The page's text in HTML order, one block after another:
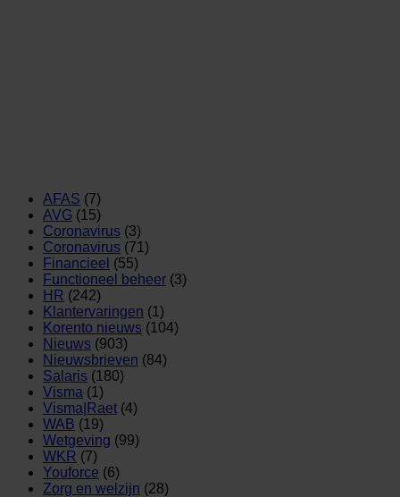
AFAS (7)
AVG (15)
Coronavirus (3)
Coronavirus (71)
Financieel (55)
Functioneel beheer (3)
HR (242)
Klantervaringen (1)
Korento nieuws (104)
Nieuws (903)
Nieuwsbrieven (84)
Salaris (180)
Visma (1)
Visma|Raet (4)
WAB (19)
Wetgeving (99)
WKR (7)
Youforce (6)
Zorg en welzijn (28)